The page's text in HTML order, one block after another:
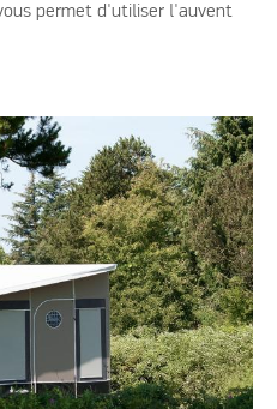
permet d'utiliser l'auvent